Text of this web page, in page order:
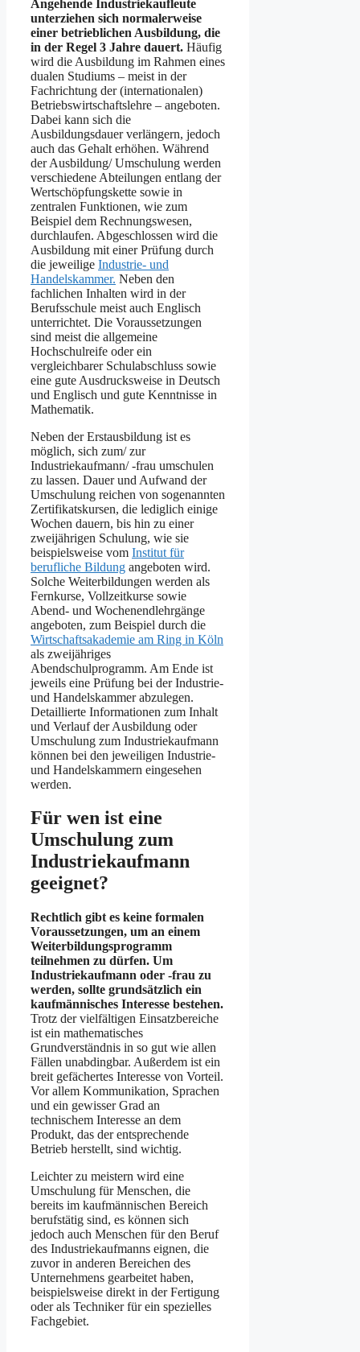
Angehende Industriekaufleute
unterziehen sich normalerweise
einer betrieblichen Ausbildung, die
in der Regel 3 Jahre dauert. Häufig
wird die Ausbildung im Rahmen eines
dualen Studiums – meist in der
Fachrichtung der (internationalen)
Betriebswirtschaftslehre – angeboten.
Dabei kann sich die
Ausbildungsdauer verlängern, jedoch
auch das Gehalt erhöhen. Während
der Ausbildung/ Umschulung werden
verschiedene Abteilungen entlang der
Wertschöpfungskette sowie in
zentralen Funktionen, wie zum
Beispiel dem Rechnungswesen,
durchlaufen. Abgeschlossen wird die
Ausbildung mit einer Prüfung durch
die jeweilige Industrie- und
Handelskammer. Neben den
fachlichen Inhalten wird in der
Berufsschule meist auch Englisch
unterrichtet. Die Voraussetzungen
sind meist die allgemeine
Hochschulreife oder ein
vergleichbarer Schulabschluss sowie
eine gute Ausdrucksweise in Deutsch
und Englisch und gute Kenntnisse in
Mathematik.
Neben der Erstausbildung ist es
möglich, sich zum/ zur
Industriekaufmann/ -frau umschulen
zu lassen. Dauer und Aufwand der
Umschulung reichen von sogenannten
Zertifikatskursen, die lediglich einige
Wochen dauern, bis hin zu einer
zweijährigen Schulung, wie sie
beispielsweise vom Institut für
berufliche Bildung angeboten wird.
Solche Weiterbildungen werden als
Fernkurse, Vollzeitkurse sowie
Abend- und Wochenendlehrgänge
angeboten, zum Beispiel durch die
Wirtschaftsakademie am Ring in Köln
als zweijähriges
Abendschulprogramm. Am Ende ist
jeweils eine Prüfung bei der Industrie-
und Handelskammer abzulegen.
Detaillierte Informationen zum Inhalt
und Verlauf der Ausbildung oder
Umschulung zum Industriekaufmann
können bei den jeweiligen Industrie-
und Handelskammern eingesehen
werden.
Für wen ist eine
Umschulung zum
Industriekaufmann
geeignet?
Rechtlich gibt es keine formalen
Voraussetzungen, um an einem
Weiterbildungsprogramm
teilnehmen zu dürfen. Um
Industriekaufmann oder -frau zu
werden, sollte grundsätzlich ein
kaufmännisches Interesse bestehen.
Trotz der vielfältigen Einsatzbereiche
ist ein mathematisches
Grundverständnis in so gut wie allen
Fällen unabdingbar. Außerdem ist ein
breit gefächertes Interesse von Vorteil.
Vor allem Kommunikation, Sprachen
und ein gewisser Grad an
technischem Interesse an dem
Produkt, das der entsprechende
Betrieb herstellt, sind wichtig.
Leichter zu meistern wird eine
Umschulung für Menschen, die
bereits im kaufmännischen Bereich
berufstätig sind, es können sich
jedoch auch Menschen für den Beruf
des Industriekaufmanns eignen, die
zuvor in anderen Bereichen des
Unternehmens gearbeitet haben,
beispielsweise direkt in der Fertigung
oder als Techniker für ein spezielles
Fachgebiet.